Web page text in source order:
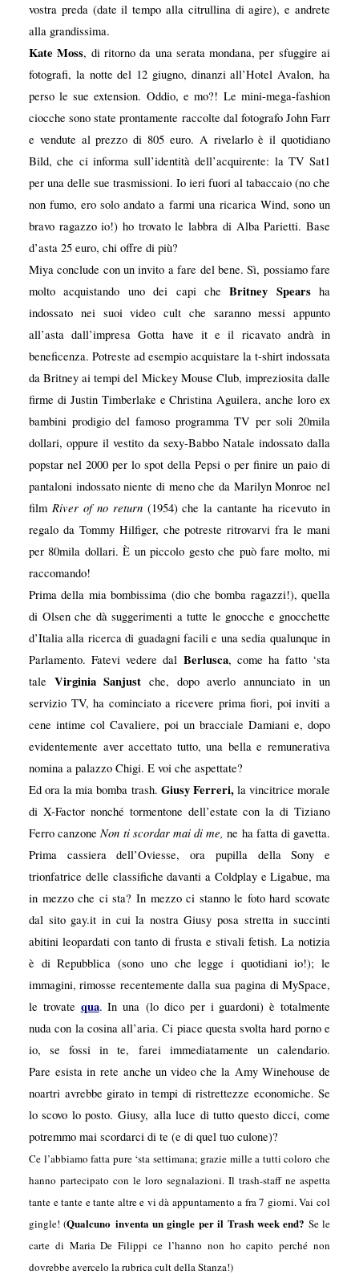
vostra preda (date il tempo alla citrullina di agire), e andrete
alla grandissima.
Kate Moss, di ritorno da una serata mondana, per sfuggire ai
fotografi, la notte del 12 giugno, dinanzi all’Hotel Avalon, ha
perso le sue extension. Oddio, e mo?! Le mini-mega-fashion
ciocche sono state prontamente raccolte dal fotografo John Farr
e vendute al prezzo di 805 euro. A rivelarlo è il quotidiano
Bild, che ci informa sull’identità dell’acquirente: la TV Sat1
per una delle sue trasmissioni. Io ieri fuori al tabaccaio (no che
non fumo, ero solo andato a farmi una ricarica Wind, sono un
bravo ragazzo io!) ho trovato le labbra di Alba Parietti. Base
d’asta 25 euro, chi offre di più?
Miya conclude con un invito a fare del bene. Sì, possiamo fare
molto acquistando uno dei capi cheBritney Spearsha
indossato nei suoi video cult che saranno messi appunto
all’asta dall’impresa Gotta have it e il ricavato andrà in
beneficenza. Potreste ad esempio acquistare la t-shirt indossata
da Britney ai tempi del Mickey Mouse Club, impreziosita dalle
firme di Justin Timberlake e Christina Aguilera, anche loro ex
bambini prodigio del famoso programma TV per soli 20mila
dollari, oppure il vestito da sexy-Babbo Natale indossato dalla
popstar nel 2000 per lo spot della Pepsi o per finire un paio di
pantaloni indossato niente di meno che da Marilyn Monroe nel
film River of no return(1954) che la cantante ha ricevuto in
regalo da Tommy Hilfiger, che potreste ritrovarvi fra le mani
per 80mila dollari. È un piccolo gesto che può fare molto, mi
raccomando!
Prima della mia bombissima (dio che bomba ragazzi!), quella
di Olsen che dà suggerimenti a tutte le gnocche e gnocchette
d’Italia alla ricerca di guadagni facili e una sedia qualunque in
Parlamento. Fatevi vedere dal Berlusca, come ha fatto ‘sta
tale Virginia Sanjust che, dopo averlo annunciato in un
servizio TV, ha cominciato a ricevere prima fiori, poi inviti a
cene intime col Cavaliere, poi un bracciale Damiani e, dopo
evidentemente aver accettato tutto, una bella e remunerativa
nomina a palazzo Chigi. E voi che aspettate?
Ed ora la mia bomba trash. Giusy Ferreri, la vincitrice morale
di X-Factor nonché tormentone dell’estate con la di Tiziano
Ferro canzoneNon ti scordar mai di me, ne ha fatta di gavetta.
Prima cassiera dell’Oviesse, ora pupilla della Sony e
trionfatrice delle classifiche davanti a Coldplay e Ligabue, ma
in mezzo che ci sta? In mezzo ci stanno le foto hard scovate
dal sito gay.it in cui la nostra Giusy posa stretta in succinti
abitini leopardati con tanto di frusta e stivali fetish. La notizia
è di Repubblica (sono uno che legge i quotidiani io!); le
immagini, rimosse recentemente dalla sua pagina di MySpace,
le trovate qua. In una (lo dico per i guardoni) è totalmente
nuda con la cosina all’aria. Ci piace questa svolta hard porno e
io, se fossi in te, farei immediatamente un calendario.
Pare esista in rete anche un video che la Amy Winehouse de
noartri avrebbe girato in tempi di ristrettezze economiche. Se
lo scovo lo posto. Giusy, alla luce di tutto questo dicci, come
potremmo mai scordarci di te (e di quel tuo culone)?
Ce l’abbiamo fatta pure ‘sta settimana; grazie mille a tutti coloro che
hanno partecipato con le loro segnalazioni. Il trash-staff ne aspetta
tante e tante e tante altre e vi dà appuntamento a fra 7 giorni. Vai col
gingle! (Qualcuno inventa un gingle per il Trash week end? Se le
carte di Maria De Filippi ce l’hanno non ho capito perché non
dovrebbe avercelo la rubrica cult della Stanza!)